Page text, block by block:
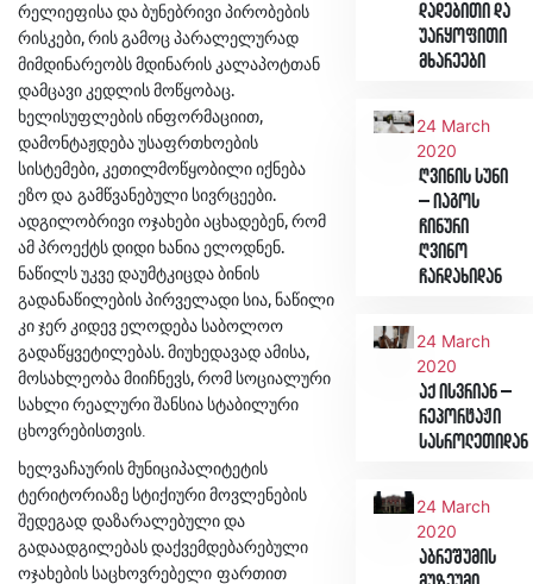
რელიეფისა და ბუნებრივი პირობების
რისკები რის გამოც პარალელურად
მიმდინარეობს მდინარის კალაპოტთან
დამცავი კედლის მოწყობაც
ხელისუფლების ინფორმაციით
დამონტაჟდება უსაფრთხოების
სისტემები კეთილმოწყობილი იქნება
ეზო და გამწვანებული სივრცეები
ადგილობრივი ოჯახები აცხადებენ რომ
ამ პროექტს დიდი ხანია ელოდნენ
ნაწილს უკვე დაუმტკიცდა ბინის
გადანაწილების პირველადი სია ნაწილი
კი ჯერ კიდევ ელოდება საბოლოო
გადაწყვეტილებას მიუხედავად ამისა
მოსახლეობა მიიჩნევს რომ სოციალური
სახლი რეალური შანსია სტაბილური
ცხოვრებისთვის.
ხელვაჩაურის მუნიციპალიტეტის
ტერიტორიაზე სტიქიური მოვლენების
შედეგად დაზარალებული და
გადაადგილებას დაქვემდებარებული
ოჯახების საცხოვრებელი ფართით
დადებითი და
უარყოფითი
მხარეები
24 March
2020
ღვინის სუნი
– იაგოს
ჩინური
ღვინო
ჩარდახიდან
24 March
2020
აქ ისვრიან –
რეპორტაჟი
სასროლეთიდან
24 March
2020
აბრეშუმის